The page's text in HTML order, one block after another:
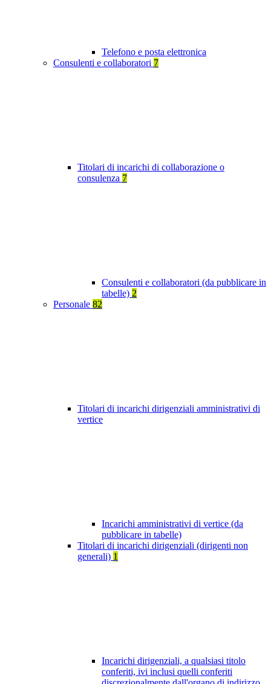
Telefono e posta elettronica
Consulenti e collaboratori 7
Titolari di incarichi di collaborazione o
consulenza 7
Consulenti e collaboratori (da pubblicare in
tabelle) 2
Personale 82
Titolari di incarichi dirigenziali amministrativi di
vertice
Incarichi amministrativi di vertice (da
pubblicare in tabelle)
Titolari di incarichi dirigenziali (dirigenti non
generali) 1
Incarichi dirigenziali, a qualsiasi titolo
conferiti, ivi inclusi quelli conferiti